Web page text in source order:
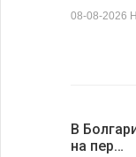
08-08-2026
В
на пер…